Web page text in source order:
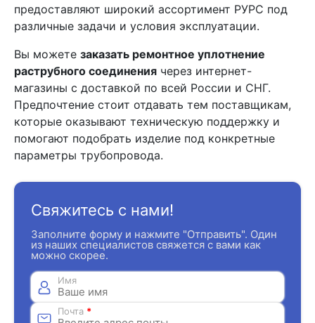
предоставляют широкий ассортимент РУРС под
различные задачи и условия эксплуатации.
Вы можете заказать ремонтное уплотнение
раструбного соединения через интернет-
магазины с доставкой по всей России и СНГ.
Предпочтение стоит отдавать тем поставщикам,
которые оказывают техническую поддержку и
помогают подобрать изделие под конкретные
параметры трубопровода.
Свяжитесь с нами!
Заполните форму и нажмите "Отправить". Один
из наших специалистов свяжется с вами как
можно скорее.
Имя
Почта *